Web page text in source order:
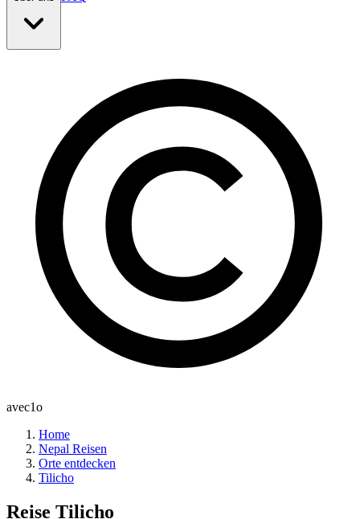
avec1o
Home
Nepal Reisen
Orte entdecken
Tilicho
Reise Tilicho